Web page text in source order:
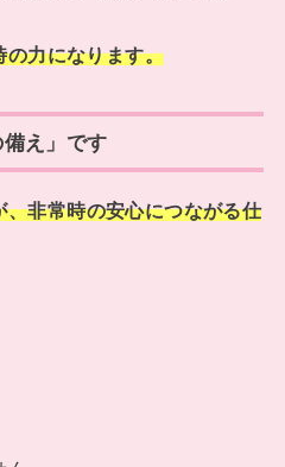
力になります。
え」です
、非常時の安心につながる仕